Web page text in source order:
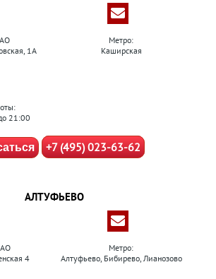
1А
Метро:
Каширская
21:00
+7 (495) 023-63-62
АЛТУФЬЕВО
4
Метро:
Алтуфьево, Бибирево, Лианозово